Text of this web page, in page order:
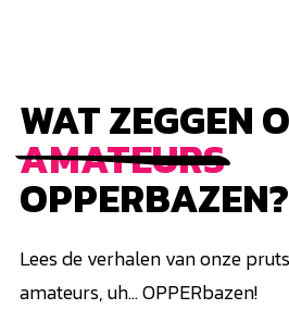
WAT ZEGGEN
AMATEURS
OPPERBAZEN?
Lees de verhalen van onze
amateurs, uh... OPPERbazen!